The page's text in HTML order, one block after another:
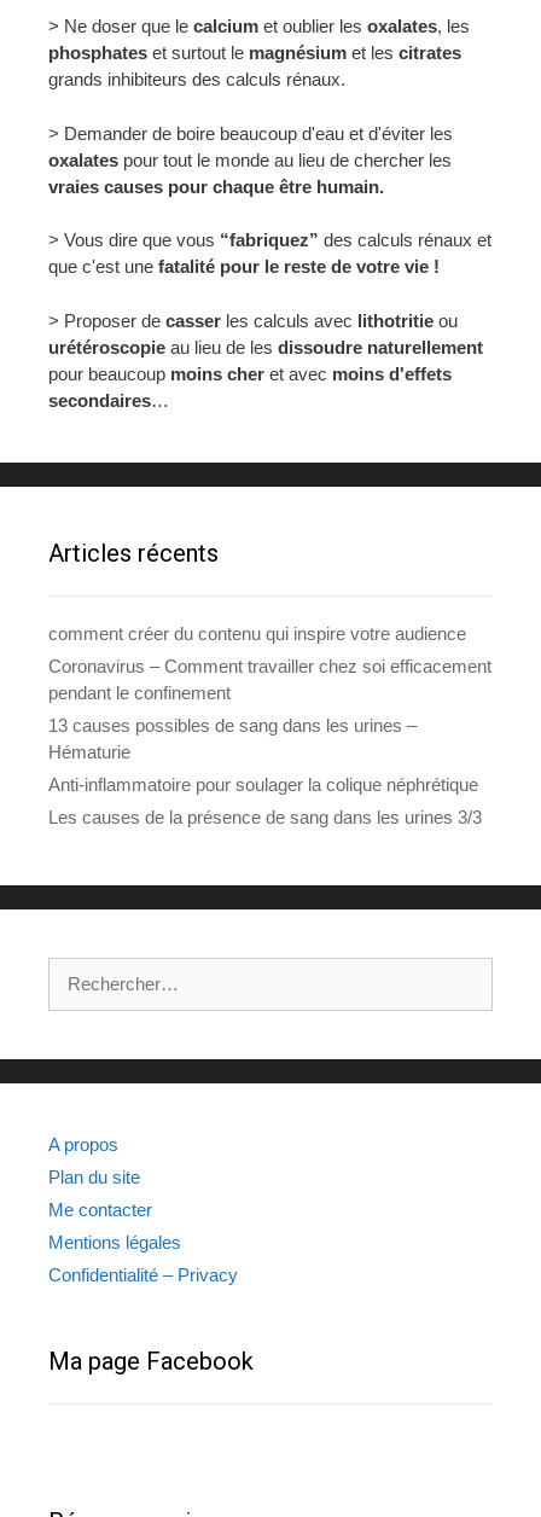
> Ne doser que le calcium et oublier les oxalates, les
phosphates et surtout le magnésium et les citrates
grands inhibiteurs des calculs rénaux.
> Demander de boire beaucoup d'eau et d'éviter les
oxalates pour tout le monde au lieu de chercher les
vraies causes pour chaque être humain.
> Vous dire que vous “fabriquez” des calculs rénaux et
que c'est une fatalité pour le reste de votre vie !
> Proposer de casser les calculs avec lithotritie ou
urétéroscopie au lieu de les dissoudre naturellement
pour beaucoup moins cher et avec moins d'effets
secondaires…
Articles récents
comment créer du contenu qui inspire votre audience
Coronavirus – Comment travailler chez soi efficacement
pendant le confinement
13 causes possibles de sang dans les urines –
Hématurie
Anti-inflammatoire pour soulager la colique néphrétique
Les causes de la présence de sang dans les urines 3/3
A propos
Plan du site
Me contacter
Mentions légales
Confidentialité – Privacy
Ma page Facebook